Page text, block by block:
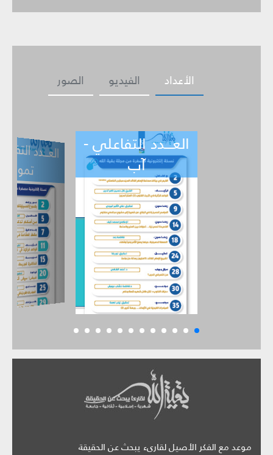
الصور الفيديو الأعداد
العـــدد التفاعلي -
تموز
العـــدد
ي
حزيران
موعد مع الفكر الأصيل لقارىء يبحث عن الحقيقة